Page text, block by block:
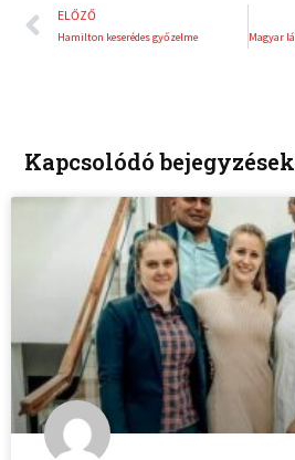
Előző
ELŐZŐ
Hamilton keserédes győzelme
Kapcsolódó bejegyzések